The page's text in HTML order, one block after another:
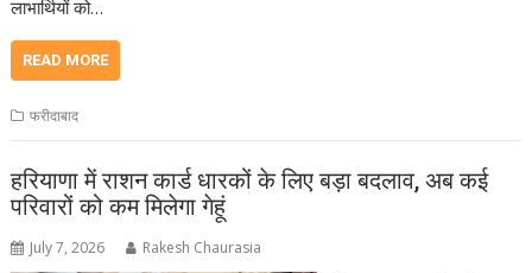
लाभार्थियों को…
READ MORE
फरीदाबाद
हरियाणा में राशन कार्ड धारकों के लिए बड़ा बदलाव, अब कई
परिवारों को कम मिलेगा गेहूं
July 7, 2026 Rakesh Chaurasia